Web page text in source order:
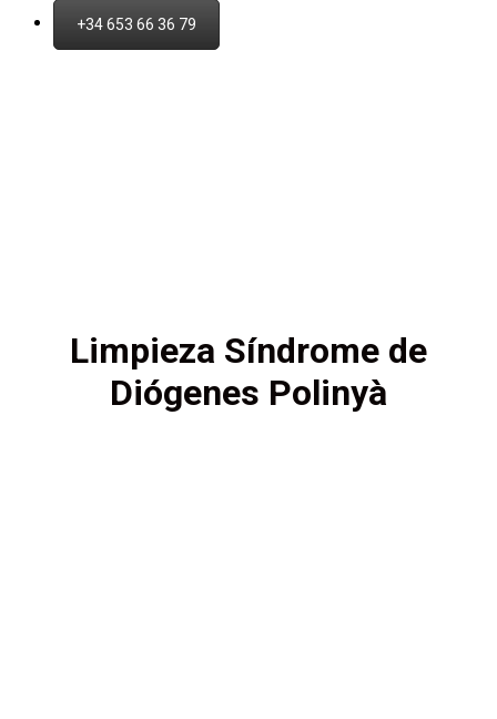
+34 653 66 36 79
Limpieza Síndrome de
Diógenes Polinyà